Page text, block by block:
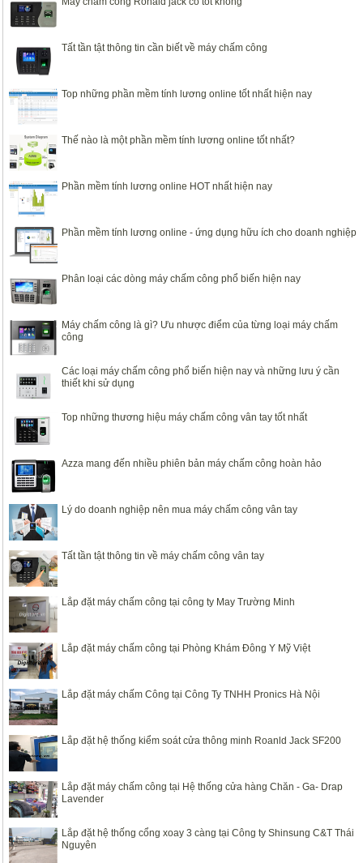
Tất tần tật thông tin cần biết về máy chấm công
Top những phần mềm tính lương online tốt nhất hiện nay
Thế nào là một phần mềm tính lương online tốt nhất?
Phần mềm tính lương online HOT nhất hiện nay
Phần mềm tính lương online - ứng dụng hữu ích cho doanh nghiệp
Phân loại các dòng máy chấm công phổ biến hiện nay
Máy chấm công là gì? Ưu nhược điểm của từng loại máy chấm
công
Các loại máy chấm công phổ biến hiện nay và những lưu ý cần
thiết khi sử dụng
Top những thương hiệu máy chấm công vân tay tốt nhất
Azza mang đến nhiều phiên bản máy chấm công hoàn hảo
Lý do doanh nghiệp nên mua máy chấm công vân tay
Tất tần tật thông tin về máy chấm công vân tay
Lắp đặt máy chấm công tại công ty May Trường Minh
Lắp đặt máy chấm công tại Phòng Khám Đông Y Mỹ Việt
Lắp đặt máy chấm Công tại Công Ty TNHH Pronics Hà Nội
Lắp đặt hệ thống kiểm soát cửa thông minh Roanld Jack SF200
Lắp đặt máy chấm công tại Hệ thống cửa hàng Chăn - Ga- Drap
Lavender
Lắp đặt hệ thống cổng xoay 3 càng tại Công ty Shinsung C&T Thái
Nguyên